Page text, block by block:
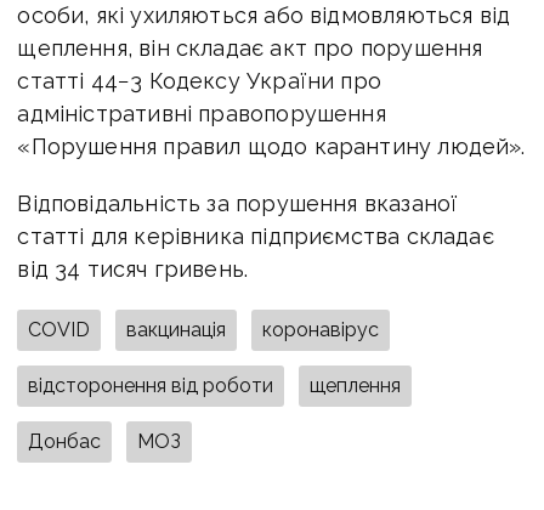
особи, які ухиляються або відмовляються від
щеплення, він складає акт про порушення
статті 44−3 Кодексу України про
адміністративні правопорушення
«Порушення правил щодо карантину людей».
Відповідальність за порушення вказаної
статті для керівника підприємства складає
від 34 тисяч гривень.
COVID вакцинація коронавірус
відсторонення від роботи щеплення
Донбас МОЗ